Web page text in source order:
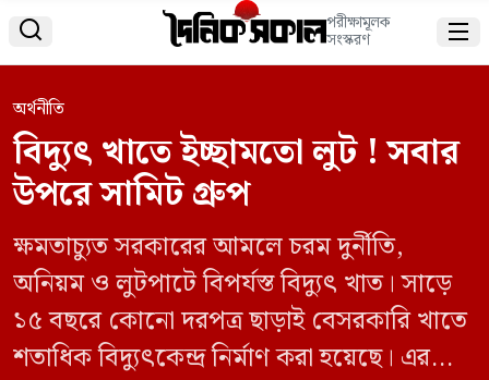
 পরীক্ষামূলক
সংস্করণ 
অর্থনীতি
বিদ্যুৎ খাতে ইচ্ছামতো লুট ! সবার
উপরে সামিট গ্ৰুপ
ক্ষমতাচ্যুত সরকারের আমলে চরম দুর্নীতি,
অনিয়ম ও লুটপাটে বিপর্যস্ত বিদ্যুৎ খাত। সাড়ে
১৫ বছরে কোনো দরপত্র ছাড়াই বেসরকারি খাতে
শতাধিক বিদ্যুৎকেন্দ্র নির্মাণ করা হয়েছে। এর